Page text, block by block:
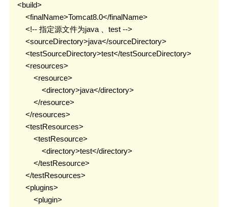
    <build>
        <finalName>Tomcat8.0</finalName>
        <!-- 指定源文件为java 、test -->
        <sourceDirectory>java</sourceDirectory>
        <testSourceDirectory>test</testSourceDirectory>
        <resources>
            <resource>
                <directory>java</directory>
            </resource>
        </resources>
        <testResources>
            <testResource>
                <directory>test</directory>
            </testResource>
        </testResources>
        <plugins>
            <plugin>